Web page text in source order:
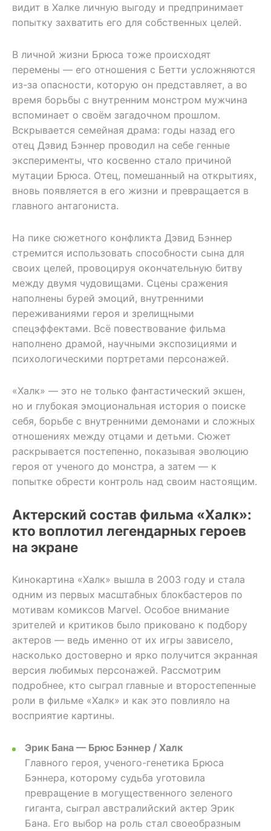
видит в Халке личную выгоду и предпринимает
попытку захватить его для собственных целей.
В личной жизни Брюса тоже происходят
перемены — его отношения с Бетти усложняются
из-за опасности, которую он представляет, а во
время борьбы с внутренним монстром мужчина
вспоминает о своём загадочном прошлом.
Вскрывается семейная драма: годы назад его
отец Дэвид Бэннер проводил на себе генные
эксперименты, что косвенно стало причиной
мутации Брюса. Отец, помешанный на открытиях,
вновь появляется в его жизни и превращается в
главного антагониста.
На пике сюжетного конфликта Дэвид Бэннер
стремится использовать способности сына для
своих целей, провоцируя окончательную битву
между двумя чудовищами. Сцены сражения
наполнены бурей эмоций, внутренними
переживаниями героя и зрелищными
спецэффектами. Всё повествование фильма
наполнено драмой, научными экспозициями и
психологическими портретами персонажей.
«Халк» — это не только фантастический экшен,
но и глубокая эмоциональная история о поиске
себя, борьбе с внутренними демонами и сложных
отношениях между отцами и детьми. Сюжет
раскрывается постепенно, показывая эволюцию
героя от ученого до монстра, а затем — к
попытке обрести контроль над своим настоящим.
Актерский состав фильма «Халк»:
кто воплотил легендарных героев
на экране
Кинокартина «Халк» вышла в 2003 году и стала
одним из первых масштабных блокбастеров по
мотивам комиксов Marvel. Особое внимание
зрителей и критиков было приковано к подбору
актеров — ведь именно от их игры зависело,
насколько достоверно и ярко получится экранная
версия любимых персонажей. Рассмотрим
подробнее, кто сыграл главные и второстепенные
роли в фильме «Халк» и как это повлияло на
восприятие картины.
Эрик Бана — Брюс Бэннер / Халк
Главного героя, ученого-генетика Брюса
Бэннера, которому судьба уготовила
превращение в могущественного зеленого
гиганта, сыграл австралийский актер Эрик
Бана. Его выбор на роль стал своеобразным